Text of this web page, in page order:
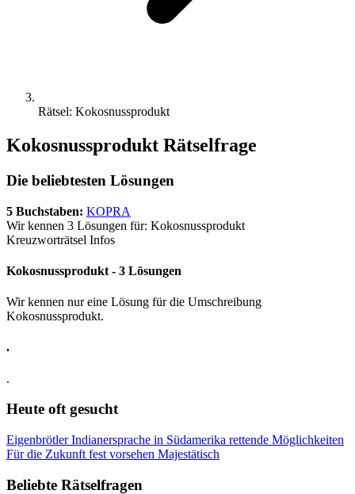
Rätsel: Kokosnussprodukt
Kokosnussprodukt Rätselfrage
Die beliebtesten Lösungen
5 Buchstaben: KOPRA
Wir kennen 3 Lösungen für: Kokosnussprodukt
Kreuzworträtsel Infos
Kokosnussprodukt - 3 Lösungen
Wir kennen nur eine Lösung für die Umschreibung
Kokosnussprodukt.
.
.
Heute oft gesucht
EigenbrötlerIndianersprache in Südamerika rettende Möglichkeiten
Für die Zukunft fest vorsehen Majestätisch
Beliebte Rätselfragen